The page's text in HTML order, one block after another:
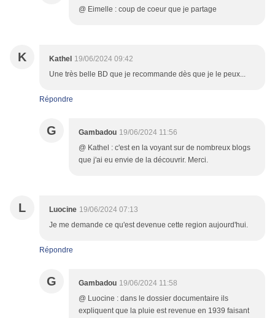
@ Eimelle : coup de coeur que je partage
K Kathel 19/06/2024 09:42
Une très belle BD que je recommande dès que je le peux...
Répondre
G Gambadou 19/06/2024 11:56
@ Kathel : c'est en la voyant sur de nombreux blogs
que j'ai eu envie de la découvrir. Merci.
L Luocine 19/06/2024 07:13
Je me demande ce qu'est devenue cette region aujourd'hui.
Répondre
G Gambadou 19/06/2024 11:58
@ Luocine : dans le dossier documentaire ils
expliquent que la pluie est revenue en 1939 faisant